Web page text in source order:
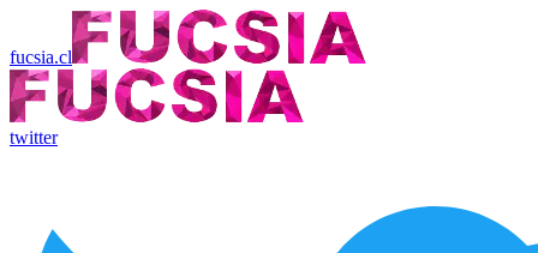
fucsia.cl
twitter